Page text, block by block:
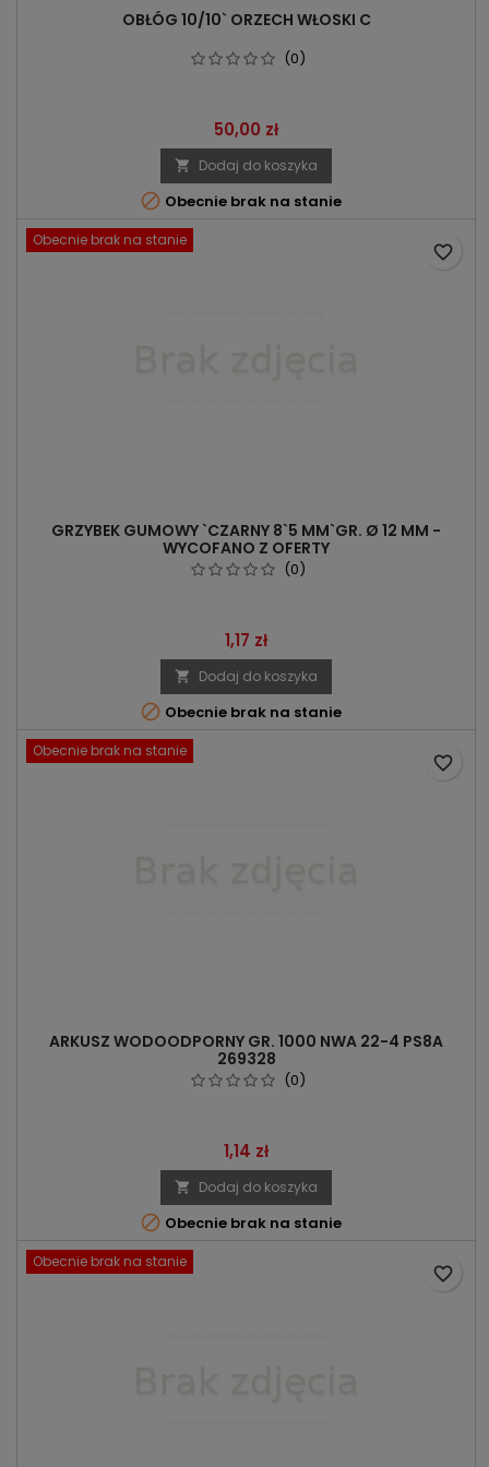
OBŁÓG 10/10` ORZECH WŁOSKI C
(0)
Cena
50,00 zł
 Dodaj do koszyka
 Obecnie brak na stanie
Obecnie brak na stanie
GRZYBEK GUMOWY `CZARNY 8`5 MM`GR. Ø 12 MM -
WYCOFANO Z OFERTY
(0)
Cena
1,17 zł
 Dodaj do koszyka
 Obecnie brak na stanie
favorite_border
Obecnie brak na stanie
ARKUSZ WODOODPORNY GR. 1000 NWA 22-4 PS8A
269328
(0)
Cena
1,14 zł
 Dodaj do koszyka
 Obecnie brak na stanie
favorite_border
Obecnie brak na stanie
favorite_border